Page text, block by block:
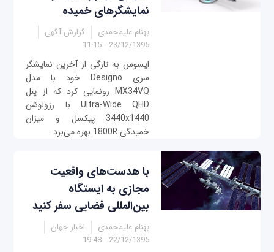
نمایشگرهای خمیده
بهنام علیمحمدی
گزارش آگهی
23/12/1395 - 11:15
ایسوس به تازگی از آخرین نمایشگر
سری Designo خود با مدل
MX34VQ رونمایی کرد که از پنل
Ultra-Wide QHD با رزولوشن
3440x1440 پیکسل و میزان
خمیدگی 1800R بهره می‌برد.
با هدست‌های واقعیت
مجازی به ایستگاه
بین‌المللی فضایی سفر کنید
بهنام علیمحمدی
اخبار جهان
22/12/1395 - 19:48